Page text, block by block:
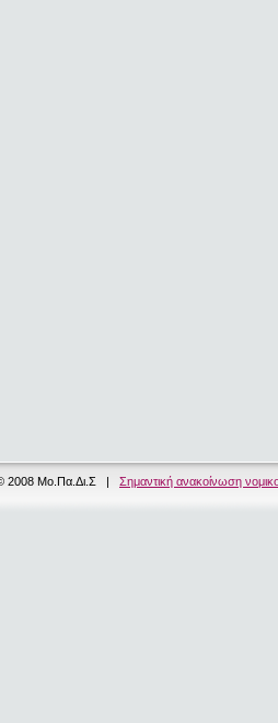
2008 Μο.Πα.Δι.Σ | Σημαντική ανακοίνωση